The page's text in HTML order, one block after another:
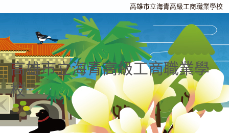
高雄市立海青高級工商職業學校
高雄市立海青高級工商職業學
校